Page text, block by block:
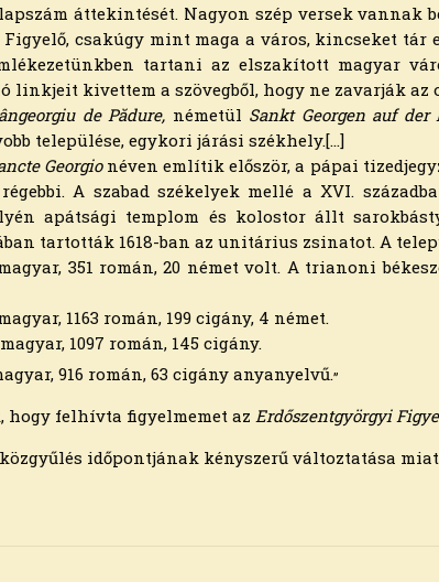
áttekintését. Nagyon szép versek
csakúgy mint maga a város, kincseket tár
tartani az elszakított magyar
linkjeit kivettem a szövegből, hogy ne zavarják az
de Pădure, németül Sankt Georgen auf der
települése, egykori járási székhely.[…]
Georgionéven említik először, a pápai
A szabad székelyek mellé a XVI.
apátsági templom és kolostor állt
tartották 1618-ban az unitárius zsinatot. A
magyar, 351 román, 20 német volt. A trianoni
1163 román, 199 cigány, 4 német.
1097 román, 145 cigány.
916 román, 63 cigány anyanyelvű.
hogy felhívta figyelmemet az Erdőszentgyörgyi
időpontjának kényszerű változtatása